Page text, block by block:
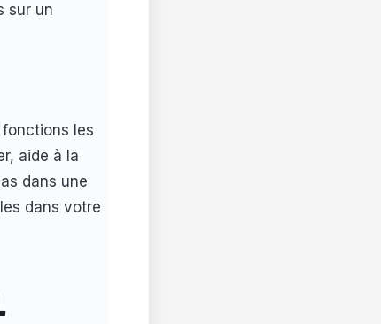
sur un
les
aide à la
dans une
dans votre